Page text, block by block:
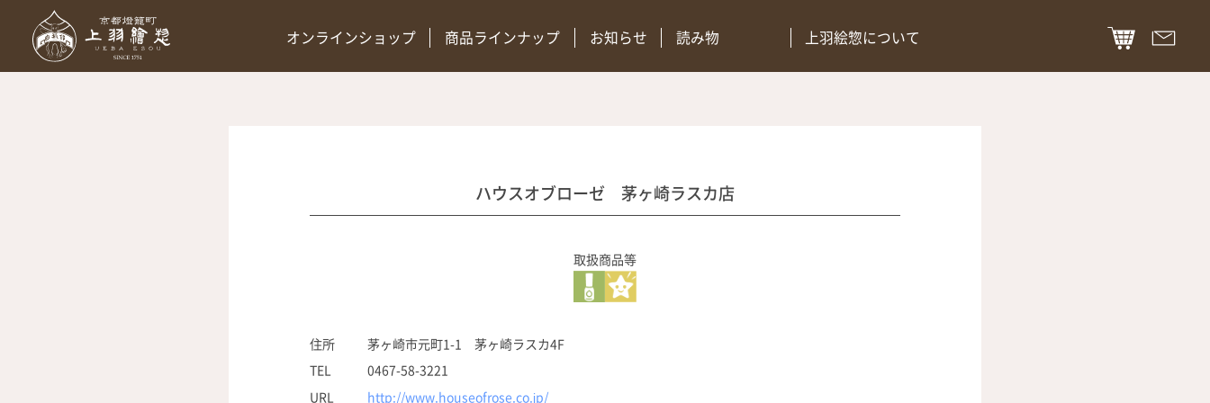
オンラインショップ 商品ラインナップ お知らせ 読み物 上羽絵惣について
ハウスオブローゼ 茅ヶ崎ラスカ店
取扱商品等
住所
茅ヶ崎市元町1-1 茅ヶ崎ラスカ4F
TEL
0467-58-3221
URL
http://www.houseofrose.co.jp/